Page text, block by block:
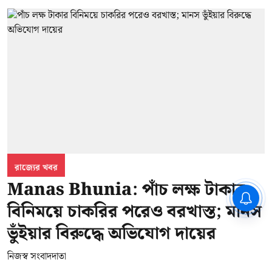
রাজ্যের খবর
Manas Bhunia: পাঁচ লক্ষ টাকার
বিনিময়ে চাকরির পরেও বরখাস্ত; মানস
ভুঁইয়ার বিরুদ্ধে অভিযোগ দায়ের
নিজস্ব সংবাদদাতা
CPIM: ৬০ লক্ষ নাম বিবেচনাধীন রেখে
ভোট ঘোষণার প্রতিবাদ - আদালতের
দ্বারস্থ হবে সিপিআইএম